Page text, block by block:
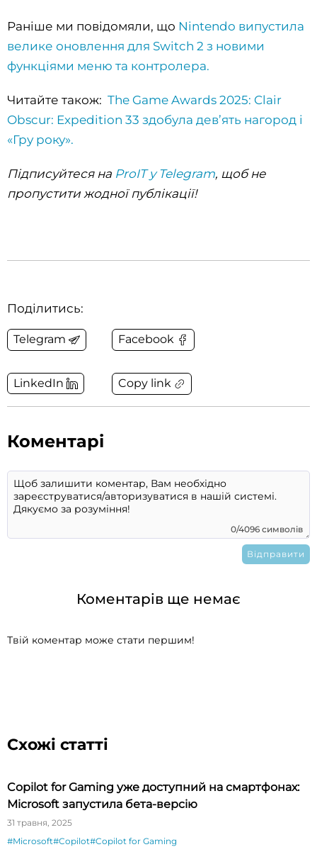
Раніше ми повідомяли, що Nintendo випустила
велике оновлення для Switch 2 з новими
функціями меню та контролера.
Читайте також: The Game Awards 2025: Clair
Obscur: Expedition 33 здобула дев’ять нагород і
«Гру року».
Підписуйтеся на ProIT у Telegram, щоб не
пропустити жодної публікації!
Поділитись:
Telegram Facebook
LinkedIn Copy link
Коментарі
0/4096 символів
Коментарів ще немає
Твій коментар може стати першим!
Схожі статті
Copilot for Gaming уже доступний на смартфонах:
Microsoft запустила бета-версію
31 травня, 2025
#Microsoft#Copilot#Copilot for Gaming